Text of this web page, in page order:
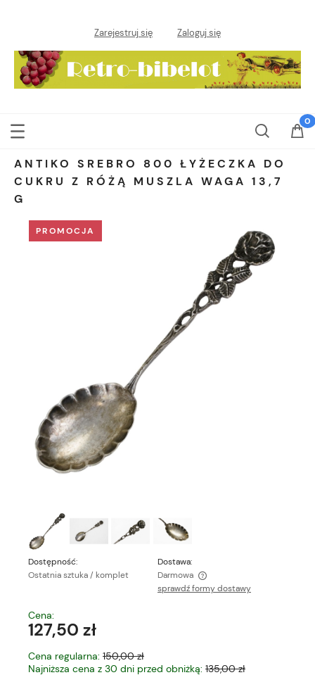
Zarejestruj się Zaloguj się
ANTIKO SREBRO 800 ŁYŻECZKA DO
CUKRU Z RÓŻĄ MUSZLA WAGA 13,7
G
PROMOCJA
Dostępność:
Ostatnia sztuka / komplet
Dostawa:
Darmowa
Cena nie zawiera ewentualnych kosztów płatności
sprawdź formy dostawy
Cena:
127,50 zł
Cena regularna: 150,00 zł
Najniższa cena z 30 dni przed obniżką: 135,00 zł